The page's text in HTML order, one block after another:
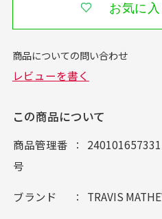
お気に
この商品について
商品管理番
号
240101657331
ブランド TRAVIS